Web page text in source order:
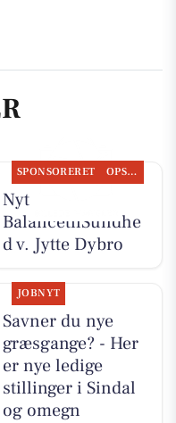
SPONSORERET OPSLAGSTAVLEN
Nyt fra
BalancetilSundhe
d v. Jytte Dybro
JOBNYT
Savner du nye
græsgange? - Her
er nye ledige
stillinger i Sindal
og omegn